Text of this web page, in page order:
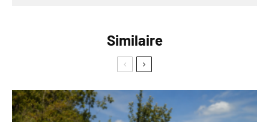
Similaire